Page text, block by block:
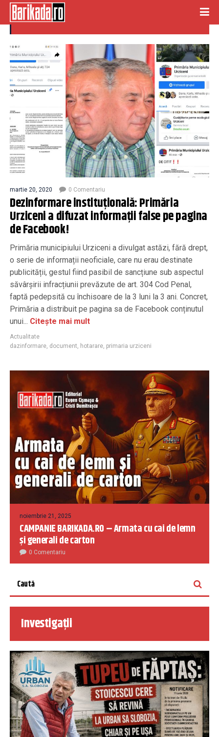
dazinformare
martie 20, 2020 0 Comentariu
Dezinformare instituțională: Primăria
Urziceni a difuzat informații false pe pagina
de Facebook!
Primăria municipiului Urziceni a divulgat astăzi, fără drept,
o serie de informații neoficiale, care nu erau destinate
publicității, gestul fiind pasibil de sancțiune sub aspectul
săvârșirii infracțiunii prevăzute de art. 304 Cod Penal,
faptă pedepsită cu închisoare de la 3 luni la 3 ani. Concret,
Primăria a distribuit pe pagina sa de Facebook conținutul
unui... Citește mai mult
Actualitate
dazinformare, document, hotarare, primaria urziceni
noiembrie 21, 2025
CAMPANIE BARIKADA.RO – Armata cu cai de lemn
și generali de carton
0 Comentariu
Investigații